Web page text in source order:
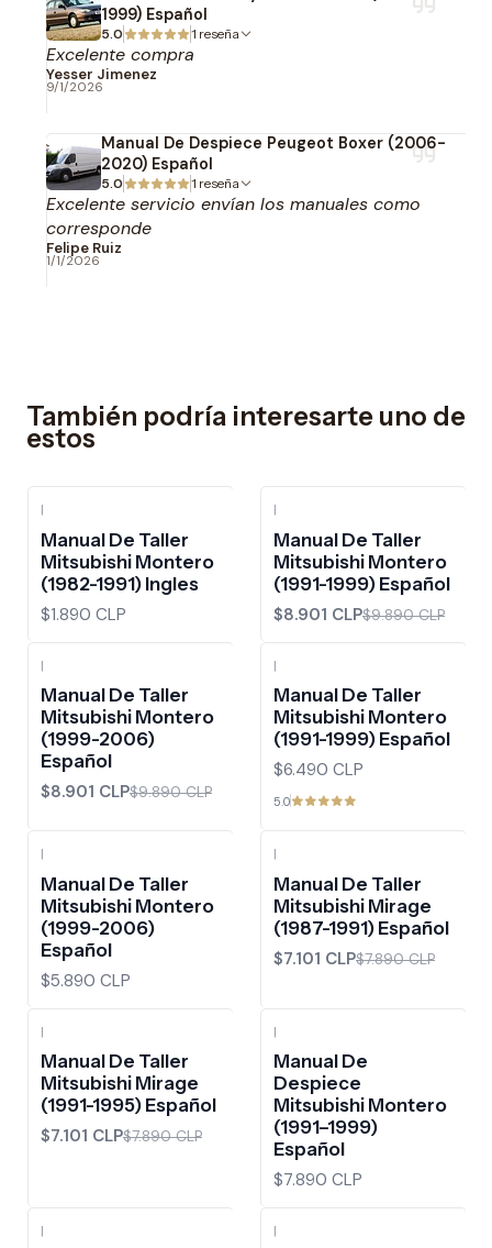
1999) Español
5.0 1 reseña
Excelente compra
Yesser Jimenez
9/1/2026
Manual De Despiece Peugeot Boxer (2006-
2020) Español
5.0 1 reseña
Excelente servicio envían los manuales como
corresponde
Felipe Ruiz
1/1/2026
También podría interesarte uno de
estos
|
Manual De Taller
Mitsubishi Montero
(1982-1991) Ingles
$1.890 CLP
|
Manual De Taller
Mitsubishi Montero
(1991-1999) Español
$8.901 CLP$9.890 CLP
|
Manual De Taller
Mitsubishi Montero
(1999-2006)
Español
$8.901 CLP$9.890 CLP
|
Manual De Taller
Mitsubishi Montero
(1991-1999) Español
$6.490 CLP
5.0
|
Manual De Taller
Mitsubishi Montero
(1999-2006)
Español
$5.890 CLP
|
Manual De Taller
Mitsubishi Mirage
(1987-1991) Español
$7.101 CLP$7.890 CLP
|
Manual De Taller
Mitsubishi Mirage
(1991-1995) Español
$7.101 CLP$7.890 CLP
|
Manual De
Despiece
Mitsubishi Montero
(1991–1999)
Español
$7.890 CLP
| |